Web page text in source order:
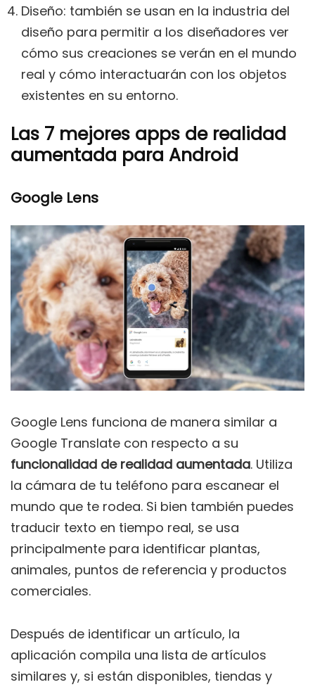
Diseño: también se usan en la industria del
diseño para permitir a los diseñadores ver
cómo sus creaciones se verán en el mundo
real y cómo interactuarán con los objetos
existentes en su entorno.
Las 7 mejores apps de realidad
aumentada para Android
Google Lens
Google Lens funciona de manera similar a
Google Translate con respecto a su
funcionalidad de realidad aumentada. Utiliza
la cámara de tu teléfono para escanear el
mundo que te rodea. Si bien también puedes
traducir texto en tiempo real, se usa
principalmente para identificar plantas,
animales, puntos de referencia y productos
comerciales.
Después de identificar un artículo, la
aplicación compila una lista de artículos
similares y, si están disponibles, tiendas y